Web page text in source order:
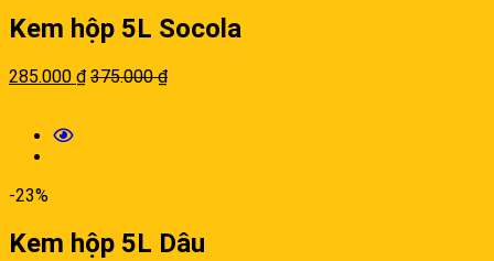
Kem hộp 5L Socola
285.000 ₫ 375.000₫
-23%
Kem hộp 5L Dâu